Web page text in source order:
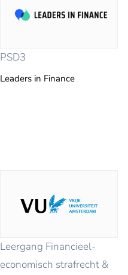
PSD3
Leaders in Finance
Leergang Financieel-
economisch strafrecht &